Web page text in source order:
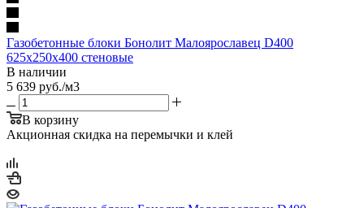
Газобетонные блоки Бонолит Малоярославец D400
625х250х400 стеновые
В наличии
5 639 руб./м3
В корзину
Акционная скидка на перемычки и клей